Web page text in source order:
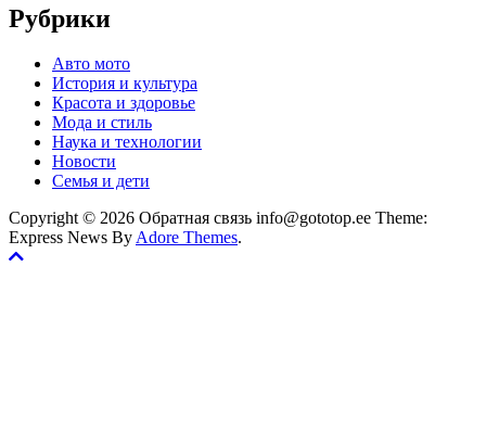
Рубрики
Авто мото
История и культура
Красота и здоровье
Мода и стиль
Наука и технологии
Новости
Семья и дети
Copyright © 2026 Обратная связь info@gototop.ee Theme:
Express News ByAdore Themes.